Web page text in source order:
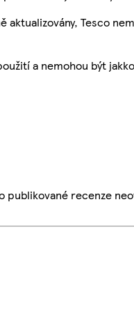
Tesco
a nemohou být
publikované recenze